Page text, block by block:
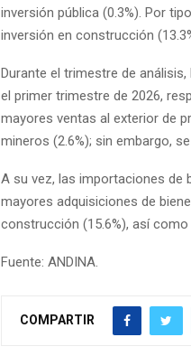
inversión pública (0.3%). Por
inversión en construcción
Durante el trimestre de
el primer trimestre de 2026,
mayores ventas al exterior de
mineros (2.6%); sin embargo,
A su vez, las importaciones de
mayores adquisiciones de
construcción (15.6%), así
Fuente: ANDINA.
COMPARTIR